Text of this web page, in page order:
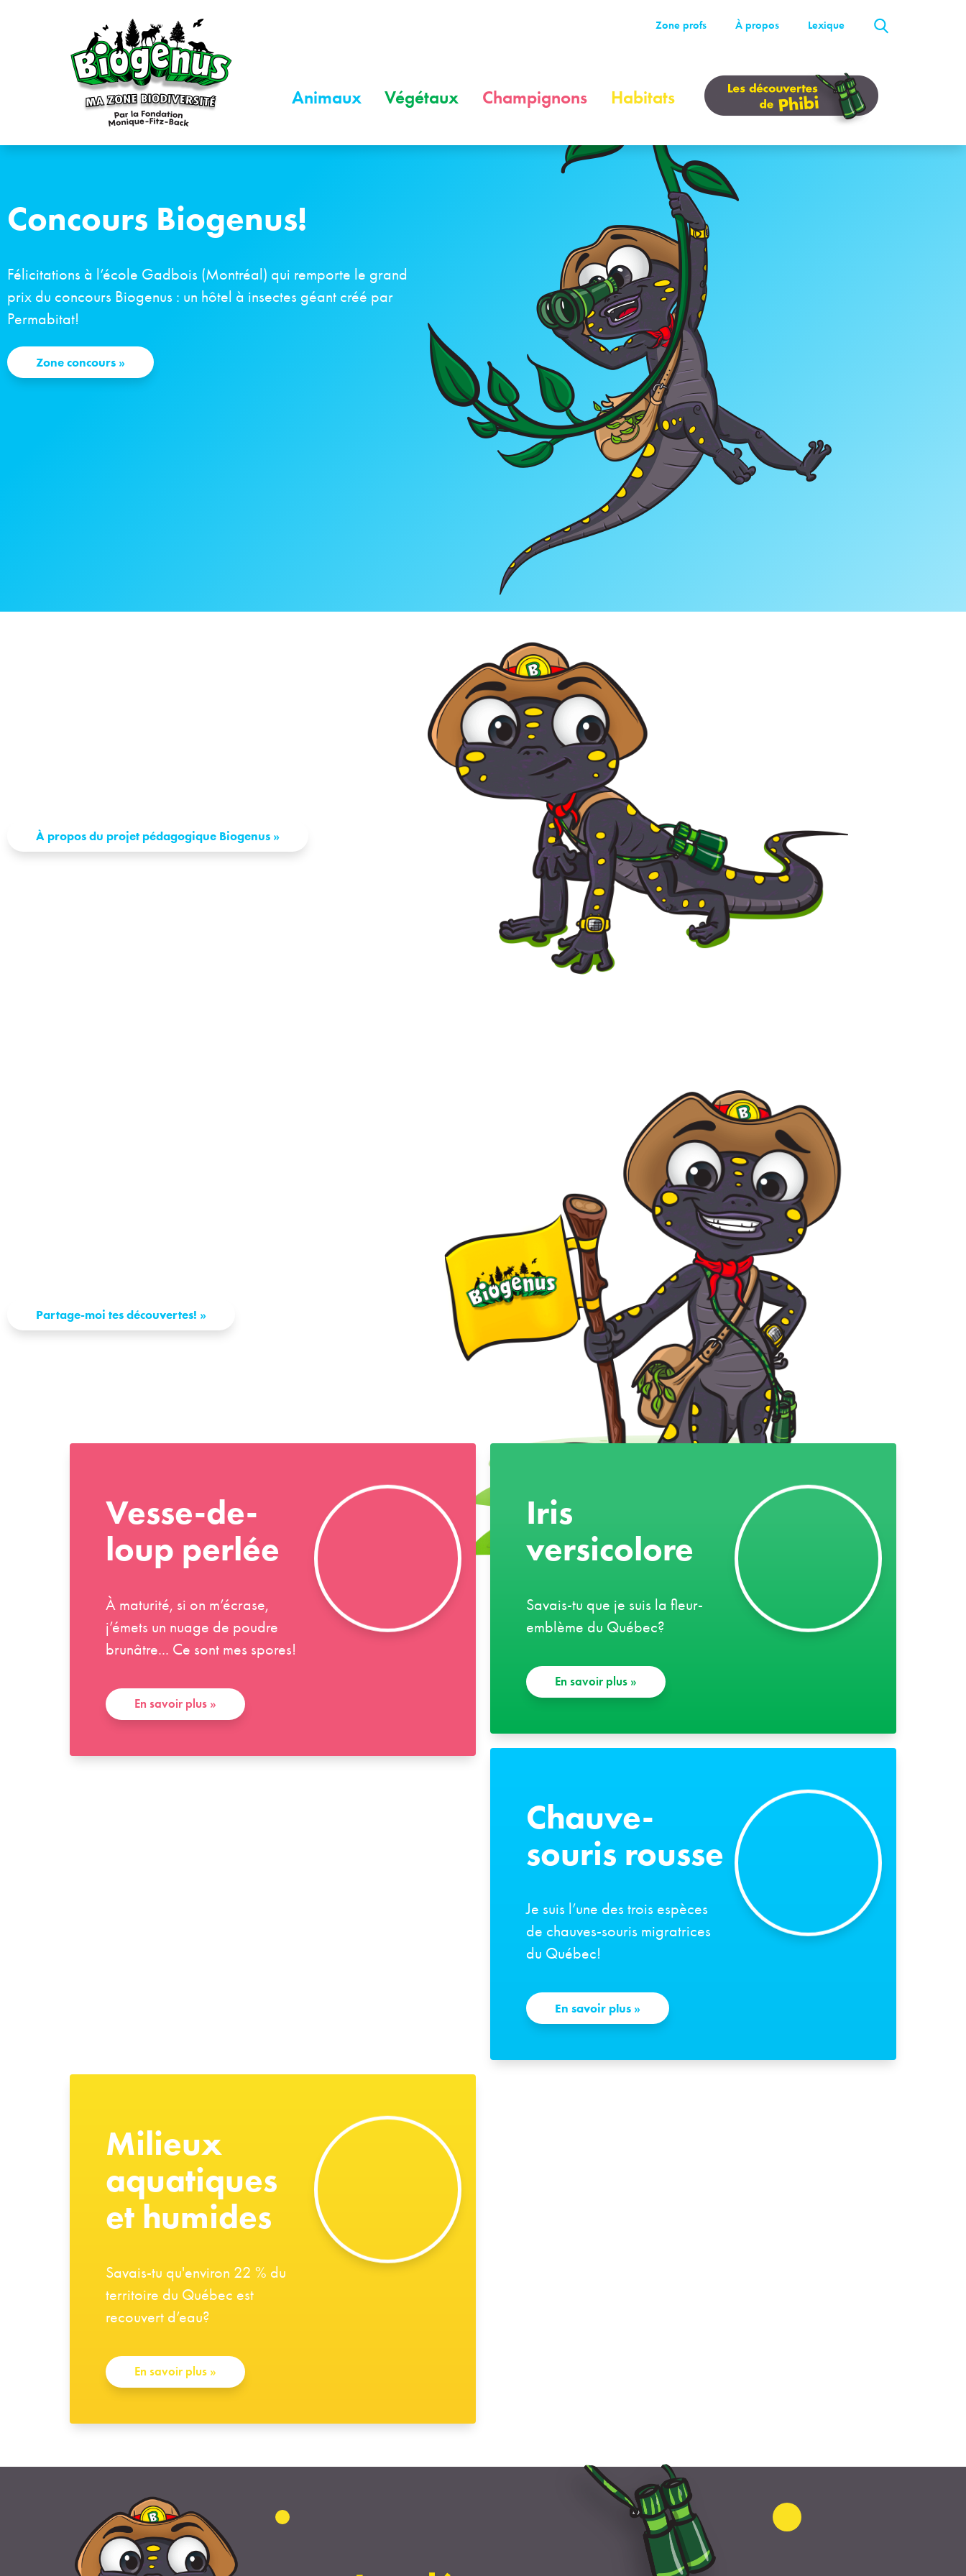
Zone profs À propos Lexique
Animaux Végétaux Champignons Habitats
Concours Biogenus!
Félicitations à l’école Gadbois (Montréal) qui remporte le grand
prix du concours Biogenus : un hôtel à insectes géant créé par
Permabitat!
Zone concours »
À propos du projet pédagogique Biogenus »
Partage-moi tes découvertes! »
Vesse-de-
loup perlée
À maturité, si on m’écrase,
j’émets un nuage de poudre
brunâtre... Ce sont mes spores!
En savoir plus »
Iris
versicolore
Savais-tu que je suis la fleur-
emblème du Québec?
En savoir plus »
Chauve-
souris rousse
Je suis l’une des trois espèces
de chauves-souris migratrices
du Québec!
En savoir plus »
Milieux
aquatiques
et humides
Savais-tu qu'environ 22 % du
territoire du Québec est
recouvert d’eau?
En savoir plus »